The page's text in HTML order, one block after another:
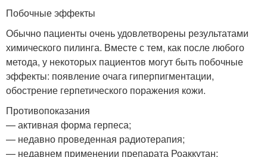
Побочные эффекты
Обычно пациенты очень удовлетворены результатами
химического пилинга. Вместе с тем, как после любого
метода, у некоторых пациентов могут быть побочные
эффекты: появление очага гиперпигментации,
обострение герпетического поражения кожи.
Противопоказания
— активная форма герпеса;
— недавно проведенная радиотерапия;
— недавнем применении препарата Роаккутан;